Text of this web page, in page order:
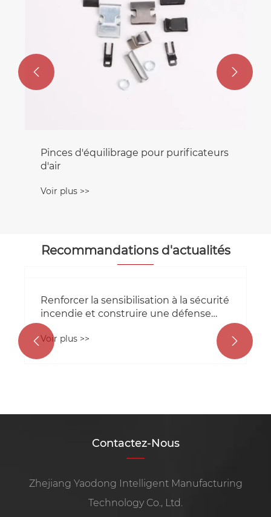
Pinces d'équilibrage pour purificateurs
d'air
Voir plus >>
 
Recommandations d'actualités
Renforcer la sensibilisation à la sécurité
sécurisée – Zhejiang Yaodong
Co., Ltd. organise des exercices de